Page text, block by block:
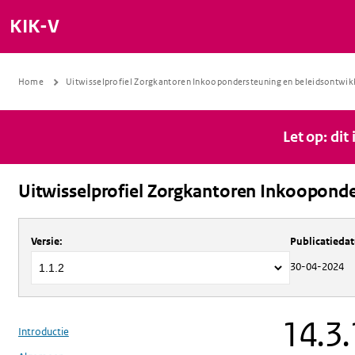
KIK-V
Home Uitwisselprofiel Zorgkantoren Inkoopondersteuning en
Let op: dit
Uitwisselprofiel Zorgkantoren
Over Uitwisselprofiel Zorgkantoren
Versie:
30-04-2024
Introductie